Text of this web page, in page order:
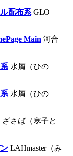
配布系 GLO
Main 河合
水屑（ひの
水屑（ひの
ざさば（寒子と
LAHmaster（み